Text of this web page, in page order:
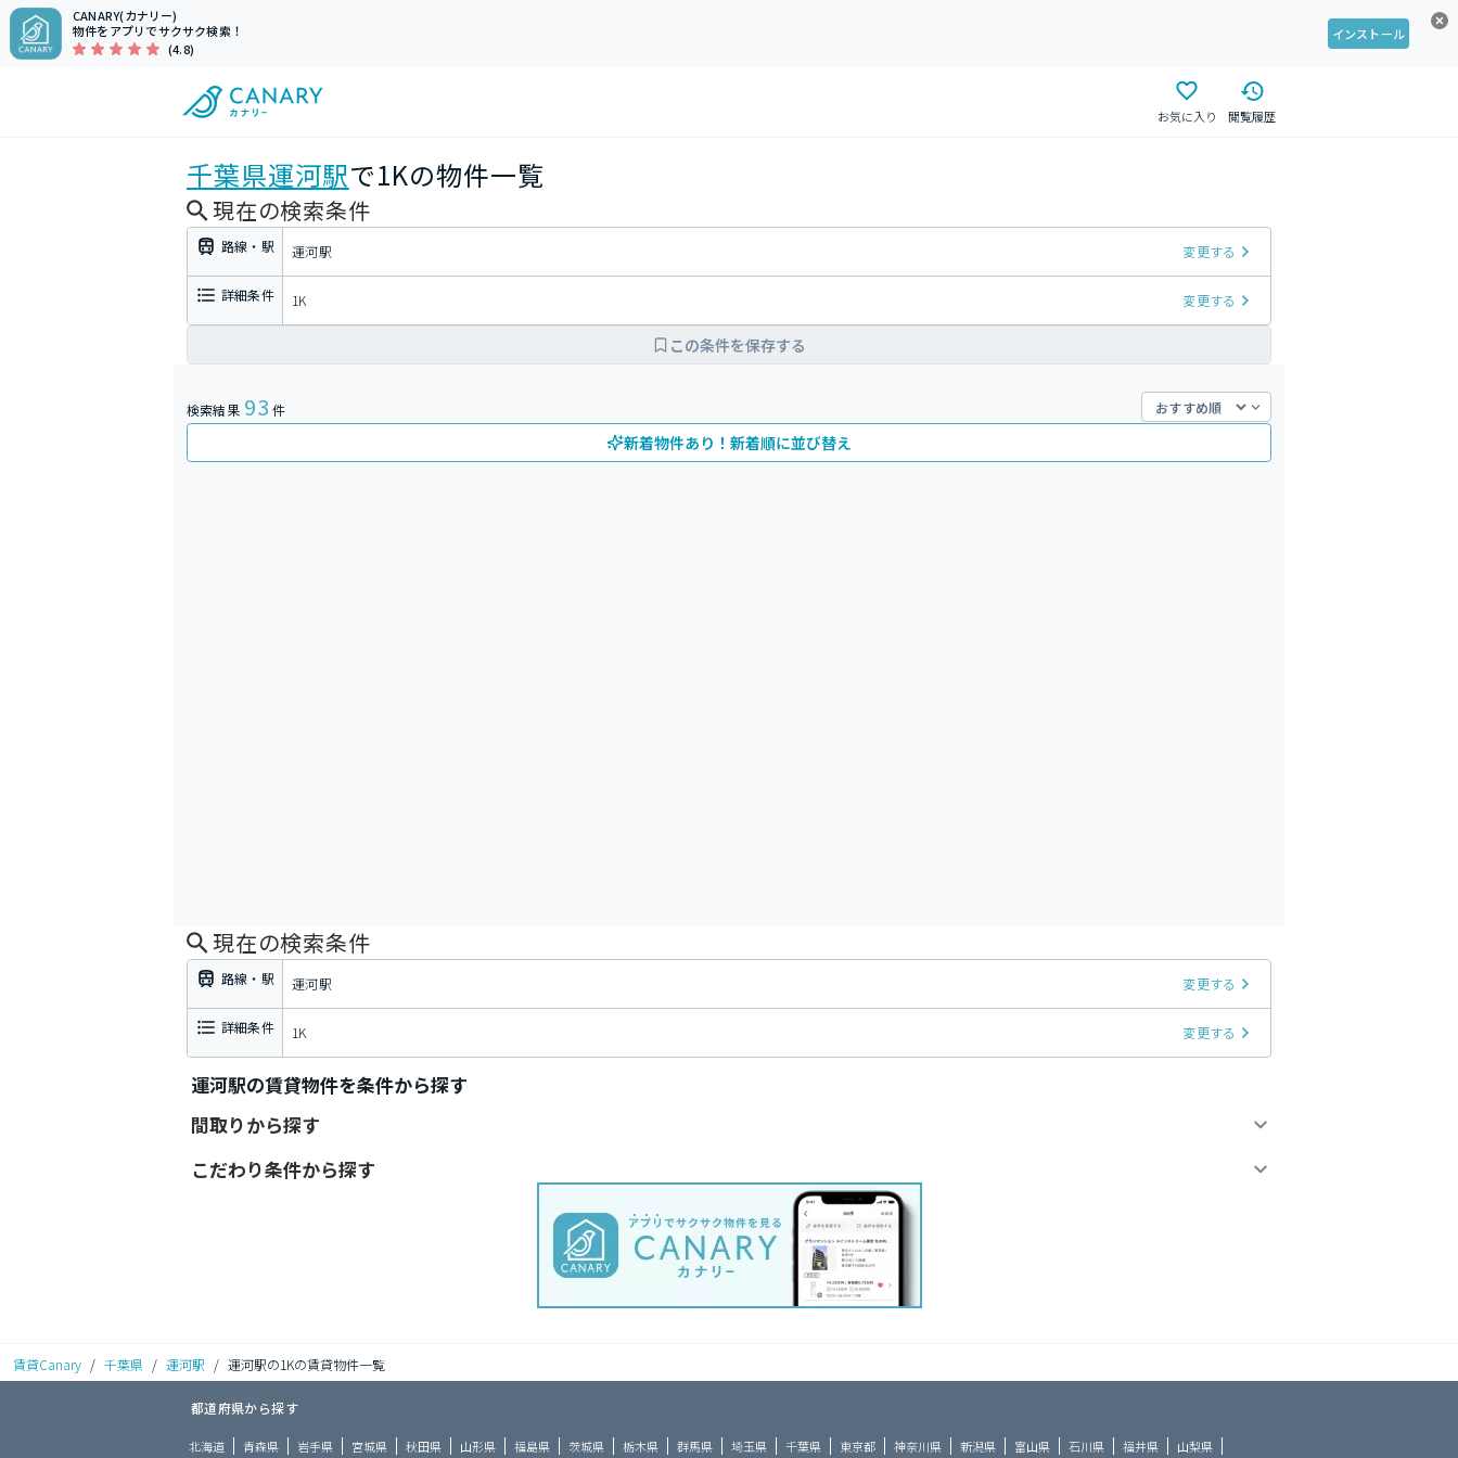
CANARY(カナリー)
物件をアプリでサクサク検索！
(4.8)
インストール
お気に入り 閲覧履歴
千葉県運河駅で1Kの物件一覧
現在の検索条件
路線・駅 運河駅 変更する
詳細条件 1K 変更する
この条件を保存する
検索結果 93 件
新着物件あり！新着順に並び替え
現在の検索条件
路線・駅 運河駅 変更する
詳細条件 1K 変更する
運河駅の賃貸物件を条件から探す
間取りから探す
こだわり条件から探す
賃貸Canary / 千葉県 / 運河駅 / 運河駅の1Kの賃貸物件一覧
都道府県から探す
北海道 青森県 岩手県 宮城県 秋田県 山形県 福島県 茨城県 栃木県 群馬県 埼玉県 千葉県 東京都 神奈川県 新潟県 富山県 石川県 福井県 山梨県